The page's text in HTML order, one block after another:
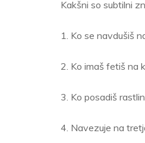
Kakšni so subtilni
1. Ko se navdušiš
2. Ko imaš fetiš na
3. Ko posadiš
4. Navezuje na